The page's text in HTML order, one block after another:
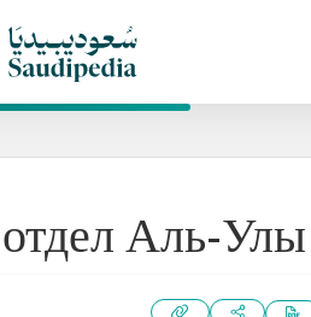
Аль-Улы